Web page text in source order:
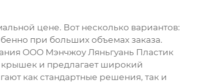
цене. Вот несколько вариантов:
при больших объемах заказа.
ООО Мэнчжоу Ляньгуань Пластик
крышек и предлагает широкий
как стандартные решения, так и